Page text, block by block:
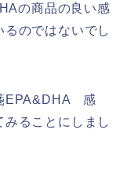
の商品の良い感
のではないでし
EPA&DHA 感
ることにしまし